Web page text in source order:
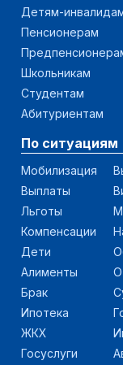
Детям-
Пенсионерам
Школьникам
Студентам
Абитуриентам
По ситуациям
Мобилизация
Выплаты
Льготы
Компенсации
Дети
Алименты
Брак
Ипотека
ЖКХ
Госуслуги